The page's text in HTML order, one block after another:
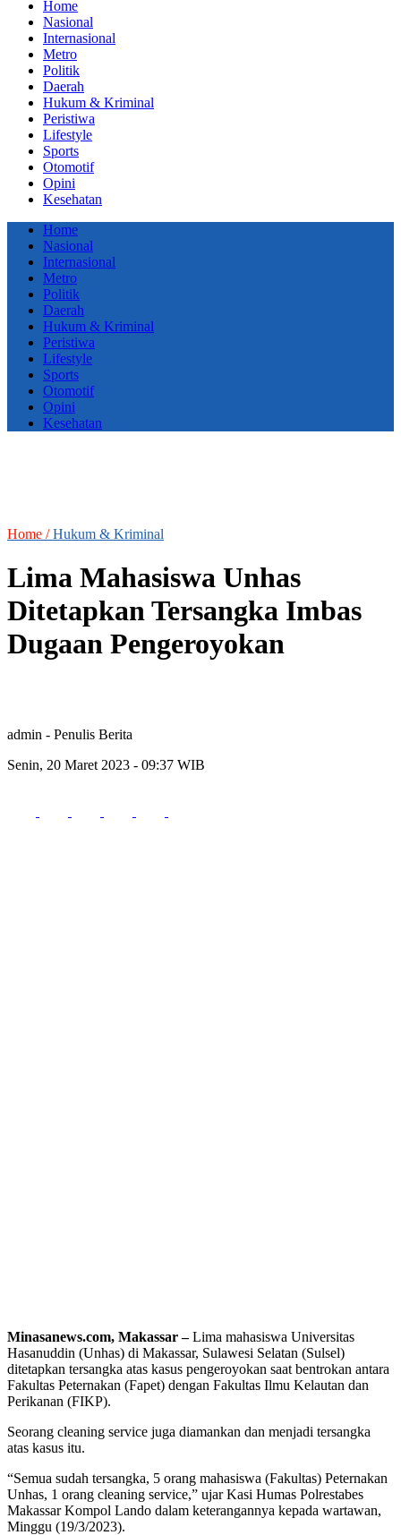
Home
Nasional
Internasional
Metro
Politik
Daerah
Hukum & Kriminal
Peristiwa
Lifestyle
Sports
Otomotif
Opini
Kesehatan
Home
Nasional
Internasional
Metro
Politik
Daerah
Hukum & Kriminal
Peristiwa
Lifestyle
Sports
Otomotif
Opini
Kesehatan
Home /Hukum & Kriminal
Lima Mahasiswa Unhas
Ditetapkan Tersangka Imbas
Dugaan Pengeroyokan
admin - Penulis Berita
Senin, 20 Maret 2023 - 09:37 WIB
Minasanews.com, Makassar –Lima mahasiswa Universitas
Hasanuddin (Unhas) di Makassar, Sulawesi Selatan (Sulsel)
ditetapkan tersangka atas kasus pengeroyokan saat bentrokan antara
Fakultas Peternakan (Fapet) dengan Fakultas Ilmu Kelautan dan
Perikanan (FIKP).
Seorang cleaning service juga diamankan dan menjadi tersangka
atas kasus itu.
“Semua sudah tersangka, 5 orang mahasiswa (Fakultas) Peternakan
Unhas, 1 orang cleaning service,” ujar Kasi Humas Polrestabes
Makassar Kompol Lando dalam keterangannya kepada wartawan,
Minggu (19/3/2023).